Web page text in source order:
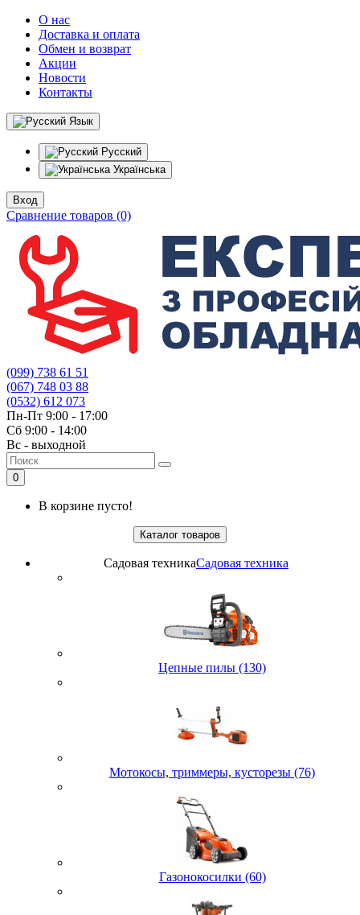
О нас
Доставка и оплата
Обмен и возврат
Акции
Новости
Контакты
Язык
Русский
Українська
Вход
Сравнение товаров (0)
(099) 738 61 51
(067) 748 03 88
(0532) 612 073
Пн-Пт 9:00 - 17:00
Сб 9:00 - 14:00
Вс - выходной
0
В корзине пусто!
Каталог товаров
Садовая техникаСадовая техника
Цепные пилы (130)
Мотокосы, триммеры, кусторезы (76)
Газонокосилки (60)